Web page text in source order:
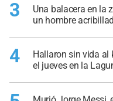
3
Una balacera en la
un hombre
4
Hallaron sin vida al
el jueves en la